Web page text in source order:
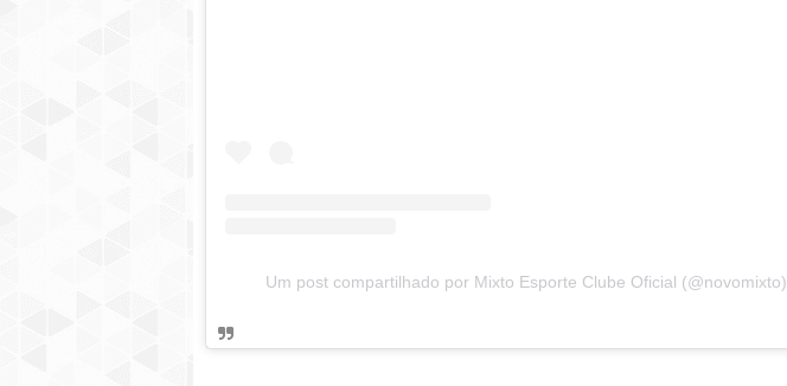
Um post compartilhado por Mixto Esporte Clube Oficial (@novomixto)